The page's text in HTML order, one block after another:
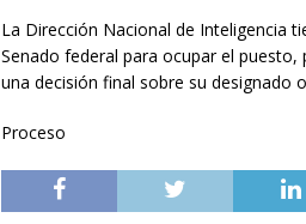
La Dirección Nacional de Inteligencia
Senado federal para ocupar el
una decisión final sobre su designado
Proceso